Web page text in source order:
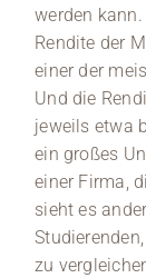
werden
Rendite der
einer der
Und die
jeweils etwa
ein großes
einer Firma,
sieht es
zu